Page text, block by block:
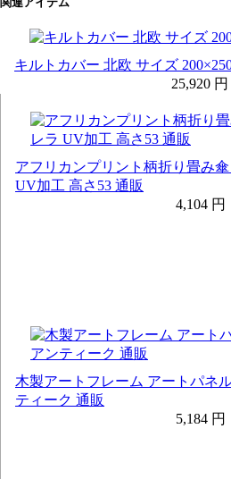
キルトカバー 北欧 サイズ
25,920 円
アフリカンプリント柄折り畳み
UV加工 高さ53 通販
4,104 円
木製アートフレーム アートパネ
ティーク 通販
5,184 円